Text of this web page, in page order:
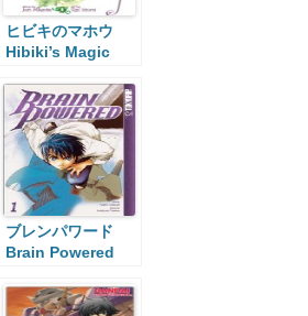
ヒビキのマホウ
Hibiki’s Magic
ブレンパワード
Brain Powered